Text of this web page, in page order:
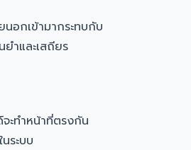
อกเข้ามากระทบกับ
ำและเสถียร
ะทำหน้าที่ตรงกัน
ระบบ